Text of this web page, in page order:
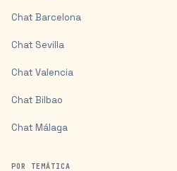
Chat Barcelona
Chat Sevilla
Chat Valencia
Chat Bilbao
Chat Málaga
POR TEMÁTICA